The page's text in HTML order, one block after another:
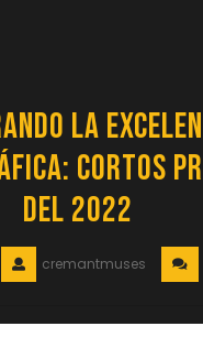
la
Cortos
del 2022
cremantmuses